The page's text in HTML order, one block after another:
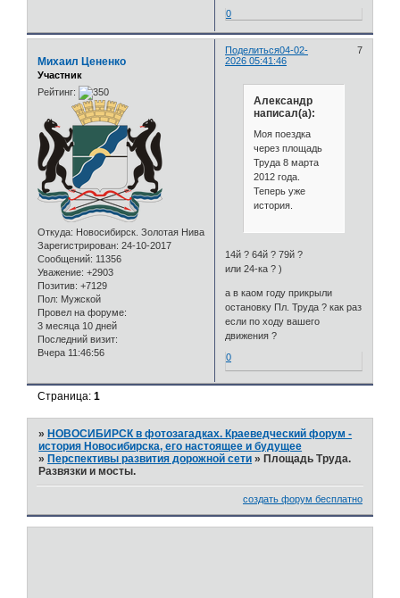
0
Поделиться 7
04-02-
2026 05:41:46
Михаил Цененко
Участник
Рейтинг:
Откуда: Новосибирск. Золотая Нива
Зарегистрирован: 24-10-2017
Сообщений: 11356
Уважение: +2903
Позитив: +7129
Пол: Мужской
Провел на форуме:
3 месяца 10 дней
Последний визит:
Вчера 11:46:56
Александр
написал(а):
Моя поездка
через площадь
Труда 8 марта
2012 года.
Теперь уже
история.
14й ? 64й ? 79й ?
или 24-ка ? )
а в каом году прикрыли
остановку Пл. Труда ? как раз
если по ходу вашего
движения ?
0
Страница:1
»НОВОСИБИРСК в фотозагадках. Краеведческий форум -
история Новосибирска, его настоящее и будущее
»Перспективы развития дорожной сети »Площадь Труда.
Развязки и мосты.
создать форум бесплатно